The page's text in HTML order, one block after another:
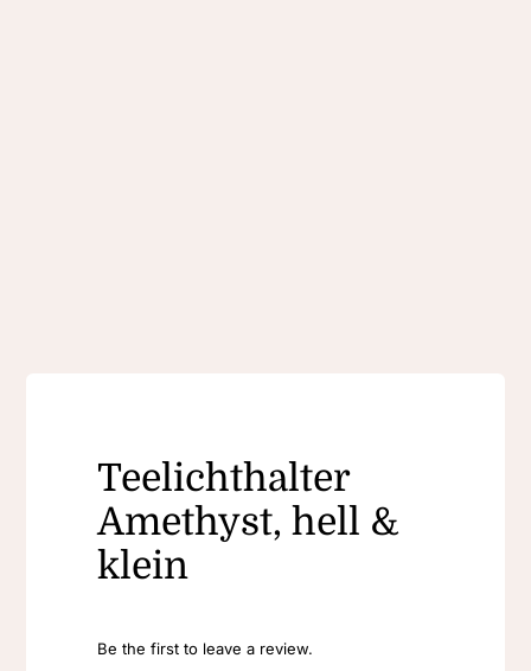
Teelichthalter
Amethyst, hell &
klein
Be the first to leave a review.